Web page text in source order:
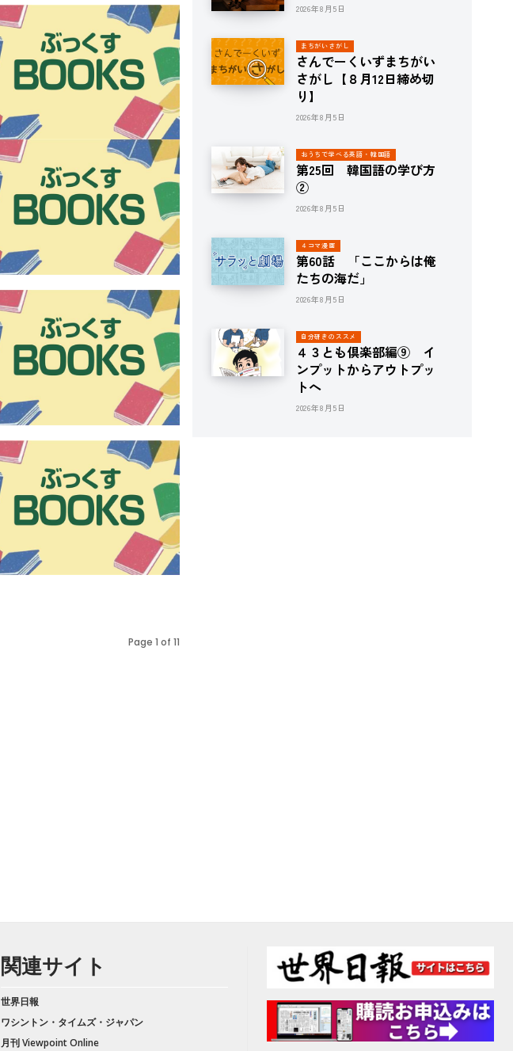
Page 1 of 11
2026年8月5日
まちがいさがし
さんでーくいずまちがい
さがし【８月12日締め切
り】
2026年8月5日
おうちで学べる英語・韓国語
第25回 韓国語の学び方
②
2026年8月5日
４コマ漫画
第60話 「ここからは俺
たちの海だ」
2026年8月5日
自分研きのススメ
４３とも倶楽部編⑨ イ
ンプットからアウトプッ
トへ
2026年8月5日
関連サイト
世界日報
ワシントン・タイムズ・ジャパン
月刊 Viewpoint Online